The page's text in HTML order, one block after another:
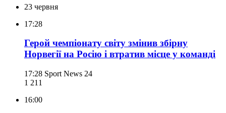
23 червня
17:28
Герой чемпіонату світу змінив збірну
Норвегії на Росію і втратив місце у команді
17:28 Sport News 24
1 211
16:00